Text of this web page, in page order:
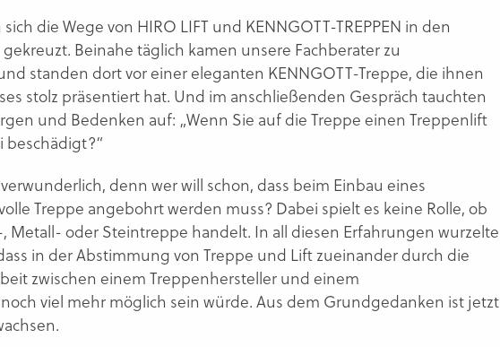
die Wege von HIRO LIFT und KENNGOTT-TREPPEN in den
Beinahe täglich kamen unsere Fachberater zu
standen dort vor einer eleganten KENNGOTT-Treppe, die ihnen
stolz präsentiert hat. Und im anschließenden Gespräch tauchten
und Bedenken auf: „Wenn Sie auf die Treppe einen Treppenlift
beschädigt?“
denn wer will schon, dass beim Einbau eines
Treppe angebohrt werden muss? Dabei spielt es keine Rolle, ob
Metall- oder Steintreppe handelt. In all diesen Erfahrungen wurzelte
in der Abstimmung von Treppe und Lift zueinander durch die
zwischen einem Treppenhersteller und einem
viel mehr möglich sein würde. Aus dem Grundgedanken ist jetzt